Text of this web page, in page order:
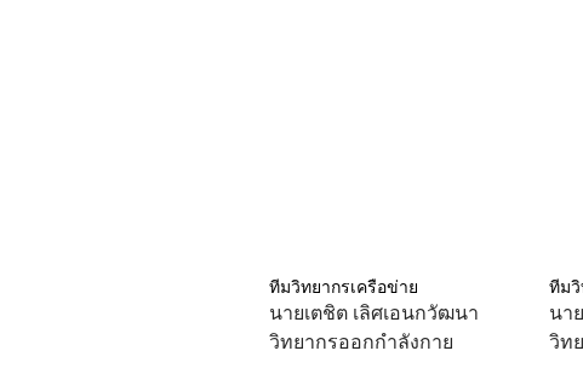
ทีมวิทยากรเครือข่าย
นายเตชิต เลิศเอนกวัฒนา
วิทยากรออกกำลังกาย
ทีมวิ
นา
วิท